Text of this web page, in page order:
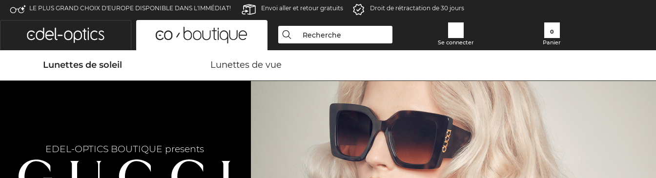
LE PLUS GRAND CHOIX D'EUROPE DISPONIBLE DANS L'IMMÉDIAT! Envoi aller et retour gratuits Droit de rétractation de 30 jours
Se connecter
0
Panier
Lunettes de soleil Lunettes de vue
EDEL-OPTICS BOUTIQUE presents